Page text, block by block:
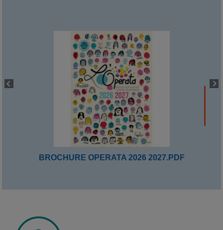
BROCHURE OPERATA 2026 2027.PDF